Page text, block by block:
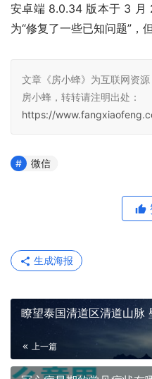
安卓端 8.0.34 版本于 3 月
为“修复了一些已知问题”，
文章《房小蜂》为互联网资
房小蜂，转转请注明出处：
https://
微信
生成海报
瞭望泰国清道区清道山脉
上一篇